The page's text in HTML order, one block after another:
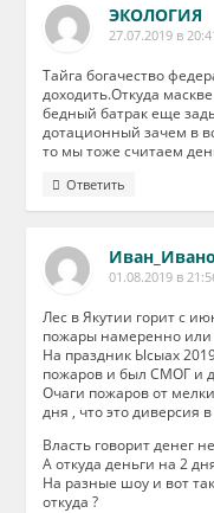
ЭКОЛОГИЯ
27.07.2019 в
Тайга богачество
доходить.Откуда
бедный батрак еще
дотационный зачем в
то мы тоже считаем
Ответить
01.08.2019 в
Лес в Якутии горит с
пожары намеренно или
На праздник Ысыах
пожаров и был СМОГ и
Очаги пожаров от
дня , что это диверсия в
Власть говорит денег
А откуда деньги на 2
На разные шоу и вот
откуда ?